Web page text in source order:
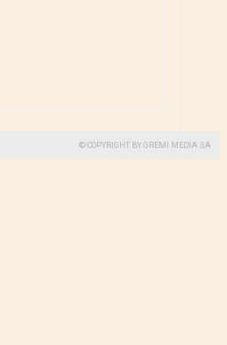
© COPYRIGHT BY GREMI MEDIA SA